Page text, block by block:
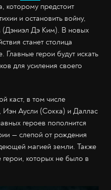
которому предстоит
и остановить войну,
Дэ Ким). В новых
станет столица
герои будут искать
для усиления своего
каст, в том числе
Иэн Аусли (Сокка) и Даллас
героев пополнится
— слепой от рождения
магией земли. Также
которых не было в